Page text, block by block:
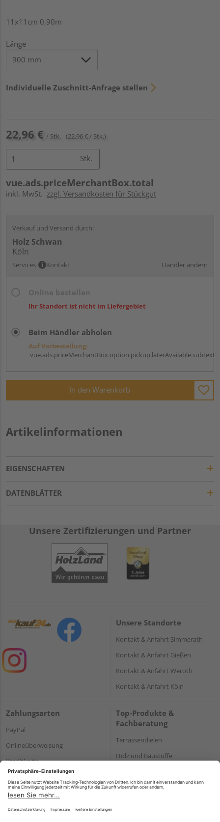
11x11cm 0,90m
Länge
Individuelle Zuschnitt-Anfrage stellen
22,96 € / Stk. (22,96 € / Stk.)
Stk.
vue.ads.priceMerchantBox.total
inkl. MwSt. zzgl. Versandkosten für Stückgut
Verkauf und Versand durch:
Holz Schwan
Köln
Services Kontakt Händler ändern
Ihr Standort ist nicht im Liefergebiet
Beim Händler abholen
Auf Vorbestellung:
vue.ads.priceMerchantBox.option.pickup.laterAvailable.subtext
In den Warenkorb
Artikelinformationen
EIGENSCHAFTEN
DATENBLÄTTER
Unsere Zertifizierungen und Partner
Unsere Standorte
Kontakt & Anfahrt Simmerath
Kontakt & Anfahrt Gießen
Kontakt & Anfahrt Weroth
Kontakt & Anfahrt Köln
Zahlungsarten
PayPal
Onlineüberweisung
Kreditkarte
Rechnung*
*Bonität vorausgesetzt
Top-Produkte &
Fachberatung
Terrassendielen
Holz und Baustoffe